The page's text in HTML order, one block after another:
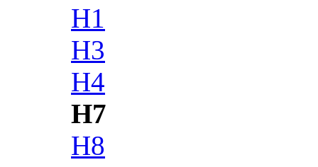
H1
H3
H4
H7
H8